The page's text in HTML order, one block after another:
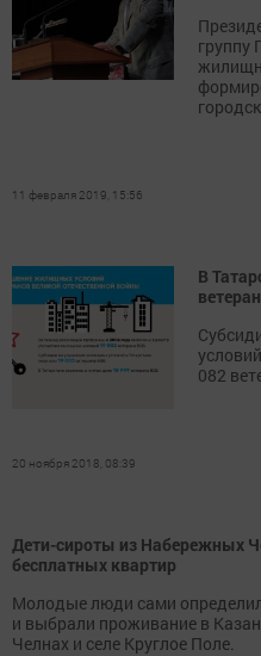
группу
11 февраля 2019, 15:56
В
082
20 ноября 2018, 08:39
Дети-сироты из Набережных
бесплатных квартир
Молодые люди сами
и выбрали проживание в
Челнах и селе Круглое Поле.